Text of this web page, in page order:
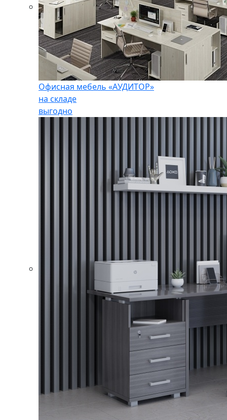
Офисная мебель «АУДИТОР»
на складе
выгодно